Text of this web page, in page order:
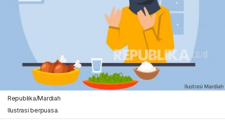
Republika/Mardiah
Ilustrasi berpuasa.